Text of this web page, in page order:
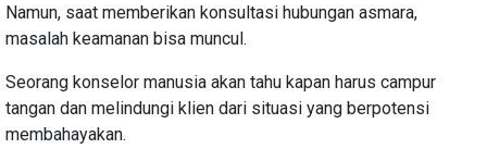
Namun, saat memberikan konsultasi hubungan asmara,
masalah keamanan bisa muncul.
Seorang konselor manusia akan tahu kapan harus campur
tangan dan melindungi klien dari situasi yang berpotensi
membahayakan.